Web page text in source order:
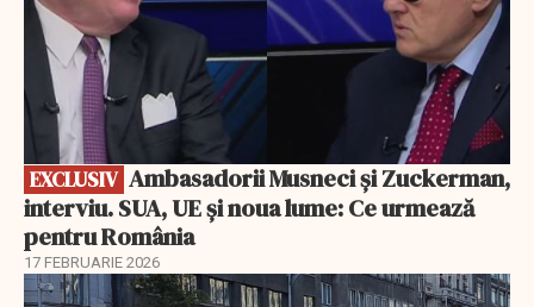
EXCLUSIV
interviu. SUA, UE și noua lume: Ce urmează
pentru România
17 FEBRUARIE 2026